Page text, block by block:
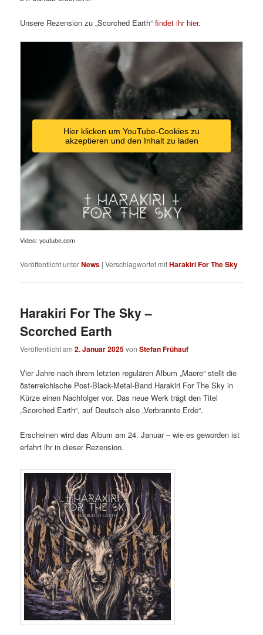
Unsere Rezension zu „Scorched Earth“findet ihr hier.
Hier klicken um YouTube-Cookies zu
akzeptieren und den Inhalt zu laden
Video: youtube.com
Veröffentlicht unterNews |Verschlagwortet mitHarakiri For The Sky
Harakiri For The Sky –
Scorched Earth
Veröffentlicht am2. Januar 2025vonStefan Frühauf
Vier Jahre nach ihrem letzten regulären Album „Maere“ stellt die
österreichische Post-Black-Metal-Band Harakiri For The Sky in
Kürze einen Nachfolger vor. Das neue Werk trägt den Titel
„Scorched Earth“, auf Deutsch also „Verbrannte Erde“.
Erscheinen wird das Album am 24. Januar – wie es geworden ist
erfahrt ihr in dieser Rezension.